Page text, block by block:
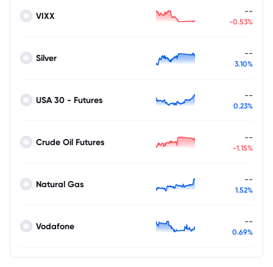
VIXX --
-0.53%
Silver --
3.10%
USA 30 - Futures --
0.23%
Crude Oil Futures --
-1.15%
Natural Gas --
1.52%
Vodafone --
0.69%